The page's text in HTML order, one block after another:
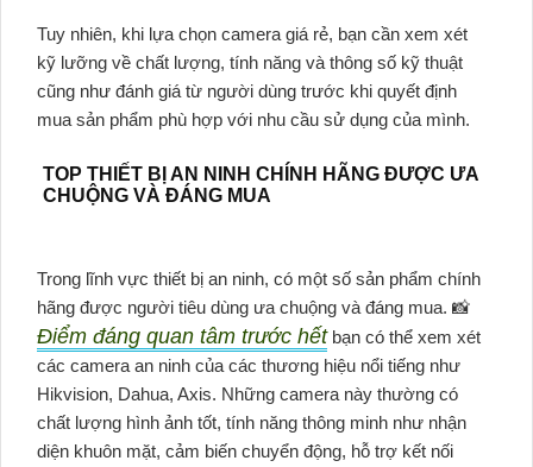
Tuy nhiên, khi lựa chọn camera giá rẻ, bạn cần xem xét
kỹ lưỡng về chất lượng, tính năng và thông số kỹ thuật
cũng như đánh giá từ người dùng trước khi quyết định
mua sản phẩm phù hợp với nhu cầu sử dụng của mình.
TOP THIẾT BỊ AN NINH CHÍNH HÃNG ĐƯỢC ƯA
CHUỘNG VÀ ĐÁNG MUA
Trong lĩnh vực thiết bị an ninh, có một số sản phẩm chính
hãng được người tiêu dùng ưa chuộng và đáng mua. 📸
Điểm đáng quan tâm trước hếtbạn có thể xem xét
các camera an ninh của các thương hiệu nổi tiếng như
Hikvision, Dahua, Axis. Những camera này thường có
chất lượng hình ảnh tốt, tính năng thông minh như nhận
diện khuôn mặt, cảm biến chuyển động, hỗ trợ kết nối